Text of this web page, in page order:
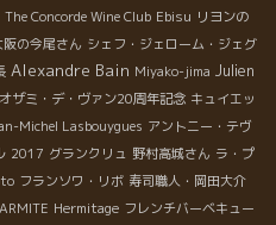
The Concorde Wine Club Ebisu リヨンの
阪の今尾さん シェフ・ジェローム・ジェグ
Alexandre Bain Miyako-jima Julien
オザミ・デ・ヴァン20周年記念 キュイエッ
Michel Lasbouygues アントニー・テヴ
2017 グランクリュ 野村高城さん ラ・プ
フランソワ・リボ 寿司職人・岡田大介
Hermitage フレンチバーベキュー